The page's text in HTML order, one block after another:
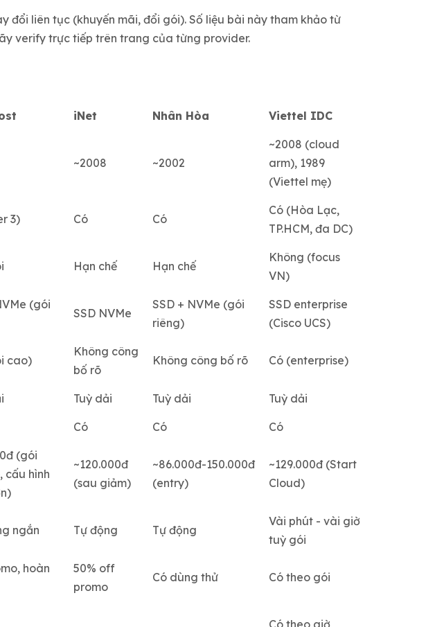
đổi liên tục (khuyến mãi, đổi gói). Số liệu bài này tham khảo từ
verify trực tiếp trên trang của từng provider.
iNet Nhân Hòa Viettel IDC
~2008 ~2002
~2008 (cloud
arm), 1989
(Viettel mẹ)
3) Có Có
Có (Hòa Lạc,
TP.HCM, đa DC)
Hạn chế Hạn chế
Không (focus
VN)
(gói
SSD NVMe
SSD + NVMe (gói
riêng)
SSD enterprise
(Cisco UCS)
cao)
Không công
bố rõ
Không công bố rõ Có (enterprise)
Tuỳ dải Tuỳ dải Tuỳ dải
Có Có Có
(gói
cấu hình
~120.000đ
(sau giảm)
~86.000đ-150.000đ
(entry)
~129.000đ (Start
Cloud)
ngắn Tự động Tự động
Vài phút - vài giờ
tuỳ gói
hoàn
50% off
promo
Có dùng thử Có theo gói